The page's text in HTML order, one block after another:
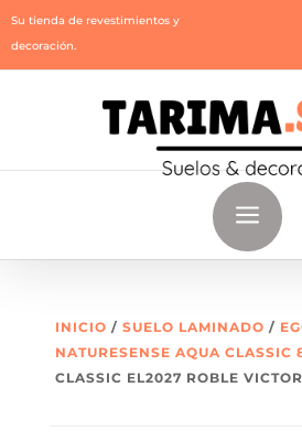
Su tienda de revestimientos y
decoración.
a
INICIO / SUELO LAMINADO /
NATURESENSE AQUA CLASSIC
CLASSIC EL2027 ROBLE